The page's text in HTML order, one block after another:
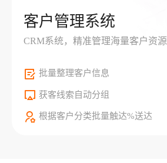
客户管理系统
CRM系统，精准管理海量客户资源
批量整理客户信息
获客线索自动分组
根据客户分类批量触达%送达